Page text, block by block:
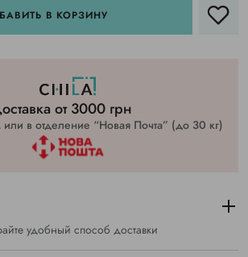
В КОРЗИНУ
от 3000 грн
в отделение “Новая Почта” (до 30 кг)
удобный способ доставки